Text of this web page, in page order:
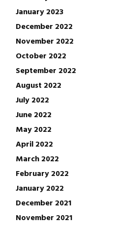
January 2023
December 2022
November 2022
October 2022
September 2022
August 2022
July 2022
June 2022
May 2022
April 2022
March 2022
February 2022
January 2022
December 2021
November 2021